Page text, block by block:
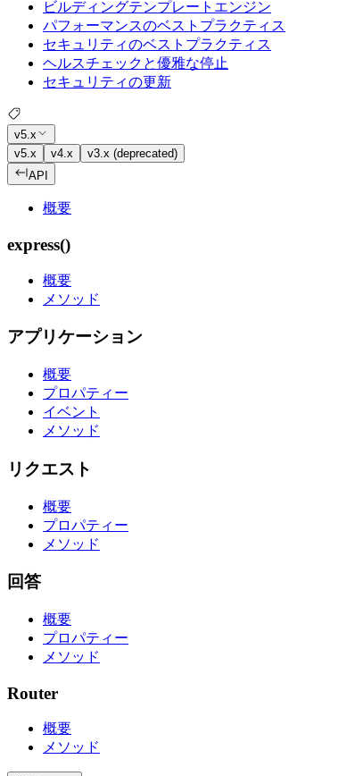
ビルディングテンプレートエンジン
パフォーマンスのベストプラクティス
セキュリティのベストプラクティス
ヘルスチェックと優雅な停止
セキュリティの更新
v5.x
v5.x
v4.x
v3.x (deprecated)
API
概要
express()
概要
メソッド
アプリケーション
概要
プロパティー
イベント
メソッド
リクエスト
概要
プロパティー
メソッド
回答
概要
プロパティー
メソッド
Router
概要
メソッド